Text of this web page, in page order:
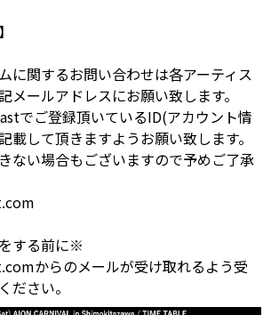
に関するお問い合わせは各アーティス
メールアドレスにお願い致します。
でご登録頂いているID(アカウント情
載して頂きますようお願い致します。
ない場合もございますので予めご了承
する前に※
からのメールが受け取れるよう受
ださい。